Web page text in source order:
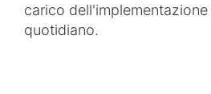
carico
quotidiano.